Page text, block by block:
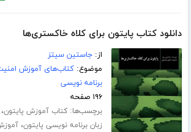
دانلود کتاب پایتون برای کلاه خاکستری‌ها
از:جاستین سیتز
موضوع:کتاب‌های آموزش
برنامه نویسی
۱۹۶ صفحه
برچسب‌ها:کتاب آموزش پایتون
زبان برنامه نویسی پایتون،